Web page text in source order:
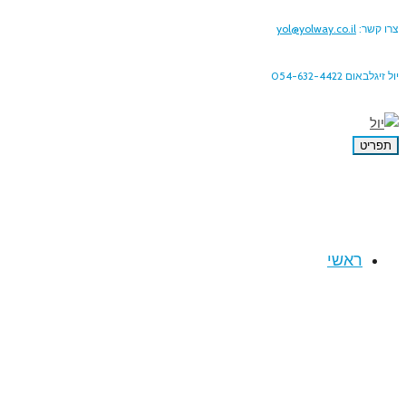
צרו קשר: yol@yolway.co.il
יול זיגלבאום 054-632-4422
תפריט
ראשי